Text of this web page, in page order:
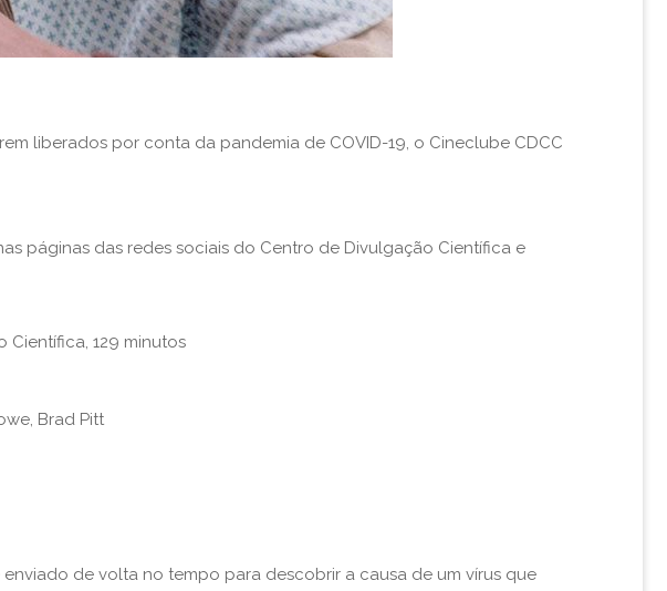
liberados por conta da pandemia de COVID-19, o Cineclube CDCC
páginas das redes sociais do Centro de Divulgação Científica e
Científica, 129 minutos
Brad Pitt
de volta no tempo para descobrir a causa de um vírus que